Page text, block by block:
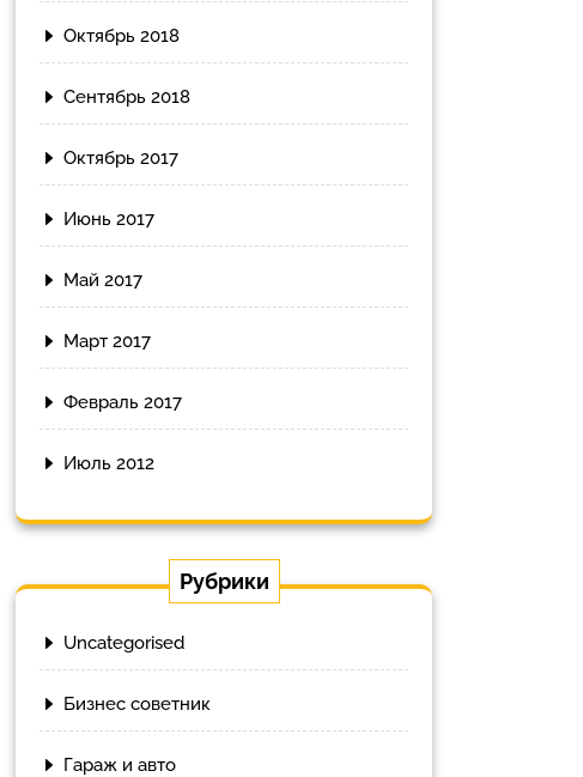
Октябрь 2018
Сентябрь 2018
Октябрь 2017
Июнь 2017
Май 2017
Март 2017
Февраль 2017
Июль 2012
Рубрики
Uncategorised
Бизнес советник
Гараж и авто